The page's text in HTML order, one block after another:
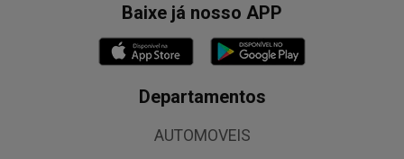
Baixe já nosso APP
Departamentos
AUTOMOVEIS